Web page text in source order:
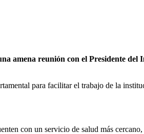
amena reunión con el Presidente
para facilitar el trabajo de la
con un servicio de salud más